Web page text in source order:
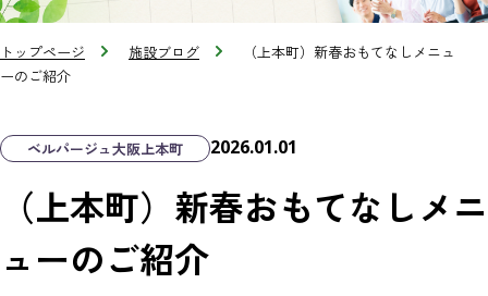
トップページ 施設ブログ
（上本町）新春おもてなしメニュ
ーのご紹介
ベルパージュ大阪上本町 2026.01.01
（上本町）新春おもてなしメニ
ューのご紹介